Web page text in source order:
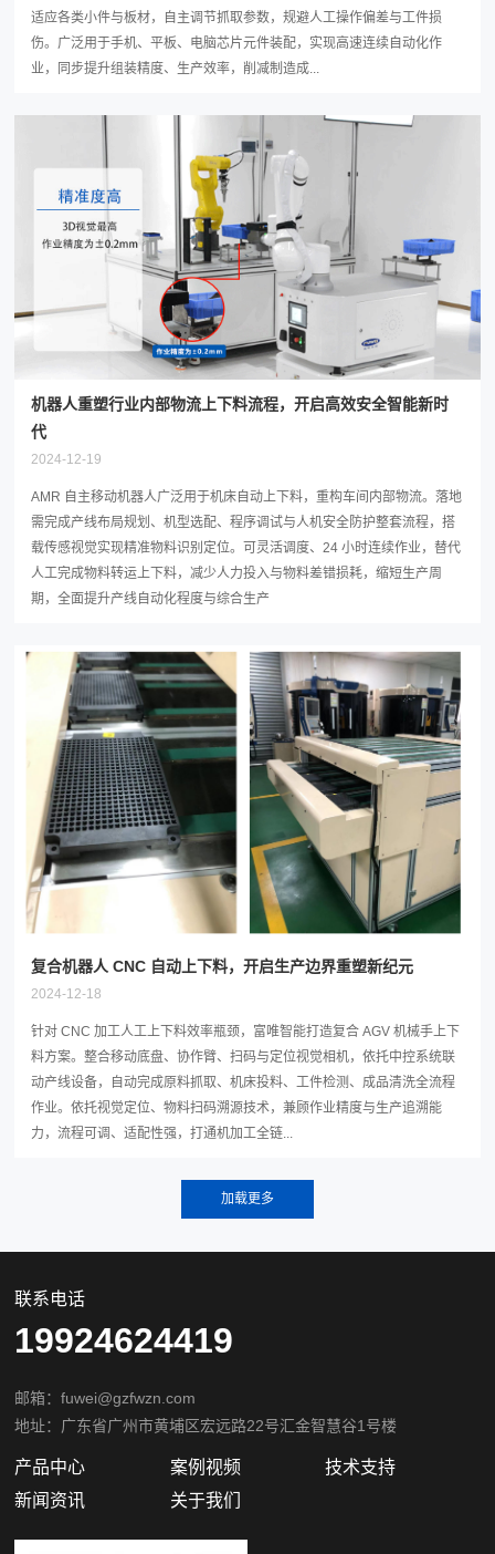
适应各类小件与板材，自主调节抓取参数，规避人工操作偏差与工件损
伤。广泛用于手机、平板、电脑芯片元件装配，实现高速连续自动化作
业，同步提升组装精度、生产效率，削减制造成...
机器人重塑行业内部物流上下料流程，开启高效安全智能新时
代
2024-12-19
AMR 自主移动机器人广泛用于机床自动上下料，重构车间内部物流。落地
需完成产线布局规划、机型选配、程序调试与人机安全防护整套流程，搭
载传感视觉实现精准物料识别定位。可灵活调度、24 小时连续作业，替代
人工完成物料转运上下料，减少人力投入与物料差错损耗，缩短生产周
期，全面提升产线自动化程度与综合生产
复合机器人 CNC 自动上下料，开启生产边界重塑新纪元
2024-12-18
针对 CNC 加工人工上下料效率瓶颈，富唯智能打造复合 AGV 机械手上下
料方案。整合移动底盘、协作臂、扫码与定位视觉相机，依托中控系统联
动产线设备，自动完成原料抓取、机床投料、工件检测、成品清洗全流程
作业。依托视觉定位、物料扫码溯源技术，兼顾作业精度与生产追溯能
力，流程可调、适配性强，打通机加工全链...
联系电话
19924624419
邮箱：fuwei@gzfwzn.com
地址：广东省广州市黄埔区宏远路22号汇金智慧谷1号楼
产品中心 案例视频
技术支持
新闻资讯
关于我们